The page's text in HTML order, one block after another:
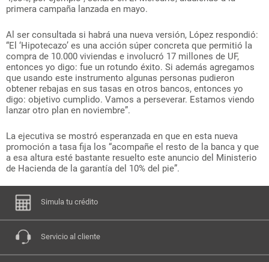
primera campaña lanzada en mayo.
Al ser consultada si habrá una nueva versión, López respondió:
“El ‘Hipotecazo’ es una acción súper concreta que permitió la
compra de 10.000 viviendas e involucró 17 millones de UF,
entonces yo digo: fue un rotundo éxito. Si además agregamos
que usando este instrumento algunas personas pudieron
obtener rebajas en sus tasas en otros bancos, entonces yo
digo: objetivo cumplido. Vamos a perseverar. Estamos viendo
lanzar otro plan en noviembre”.
La ejecutiva se mostró esperanzada en que en esta nueva
promoción a tasa fija los “acompañe el resto de la banca y que
a esa altura esté bastante resuelto este anuncio del Ministerio
de Hacienda de la garantía del 10% del pie”.
Simula tu crédito
Servicio al cliente